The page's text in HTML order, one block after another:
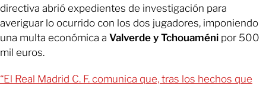
directiva abrió expedientes de investigación para
averiguar lo ocurrido con los dos jugadores, imponiendo
una multa económica a Valverde y Tchouaméni por 500
mil euros.
“El Real Madrid C. F. comunica que, tras los hechos que